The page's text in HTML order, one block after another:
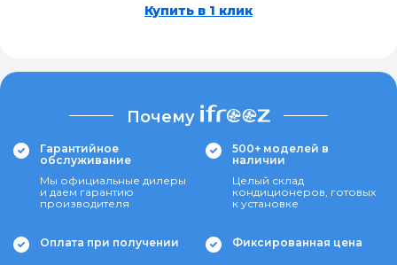
Купить в 1 клик
Почему
Гарантийное
обслуживание
Мы официальные дилеры
и даем гарантию
производителя
500+ моделей в
наличии
Целый склад
кондиционеров, готовых
к установке
Оплата при получении Фиксированная цена